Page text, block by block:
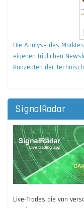
Die Analyse des
eigenen täglichen
Konzepten der
SignalRadar
Live-Trades die von